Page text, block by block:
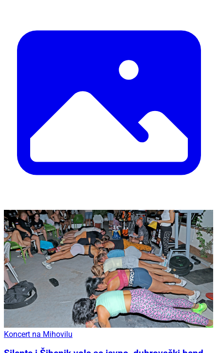
Koncert na Mihovilu